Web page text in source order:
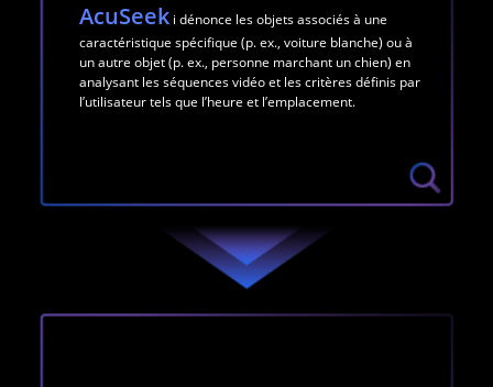
AcuSeek i dénonce les objets associés à une
caractéristique spécifique (p. ex., voiture blanche) ou à
un autre objet (p. ex., personne marchant un chien) en
analysant les séquences vidéo et les critères définis par
l’utilisateur tels que l’heure et l’emplacement.